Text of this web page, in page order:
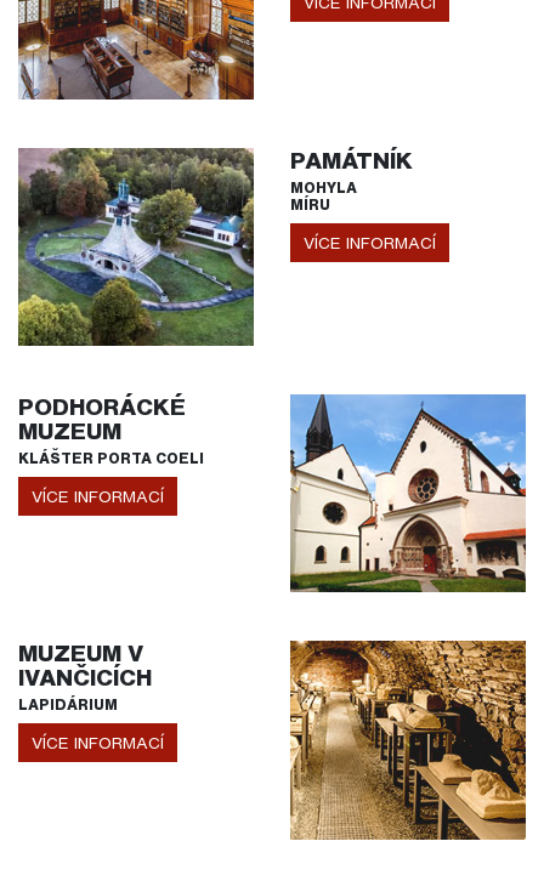
PAMÁTNÍK
MOHYLA
MÍRU
VÍCE INFORMACÍ
PODHORÁCKÉ
MUZEUM
KLÁŠTER PORTA COELI
VÍCE INFORMACÍ
MUZEUM V
IVANČICÍCH
LAPIDÁRIUM
VÍCE INFORMACÍ